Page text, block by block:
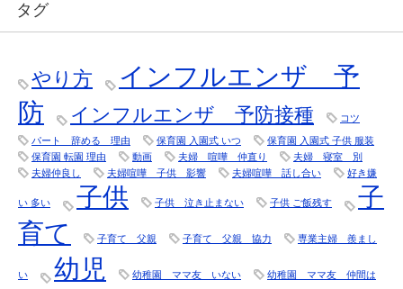
タグ
やり方
インフルエンザ 予
防
インフルエンザ 予防接種 コツ
パート 辞める 理由 保育園 入園式 いつ
保育園 入園式 子供 服装
保育園 転園 理由
動画 夫婦 喧嘩 仲直り
夫婦 寝室 別
夫婦仲良し
夫婦喧嘩 子供 影響 夫婦喧嘩 話し合い 好き嫌
い 多い 子供 子供 泣き止まない 子供 ご飯残す
子
育て
子育て 父親 子育て 父親 協力 専業主婦 羨まし
い 幼児 幼稚園 ママ友 いない 幼稚園 ママ友 仲間は